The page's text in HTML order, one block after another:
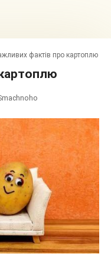
фактів про картоплю